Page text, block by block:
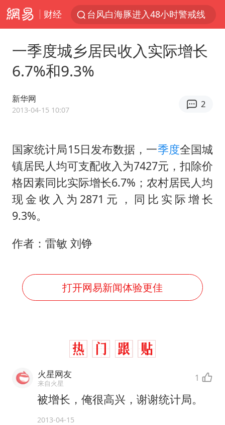
财经
台风白海豚进入48小时警戒线
中方回应是否在太平洋海底开采稀土
看守所辅警收受10万获刑1年
宇树科技王兴兴身家有望超200亿元
CIA被曝已秘密设立古巴工作组
法国下周开始禁止未经同意的电话营销
24小时不关空调 电费会更低吗
把党建设得更加坚强有力
中国养老床位“三连降”
一季度城乡居民收入实际增长
6.7%和9.3%
新华网
2013-04-15 10:07
2
国家统计局15日发布数据，一季度全国城
镇居民人均可支配收入为7427元，扣除价
格因素同比实际增长6.7%；农村居民人均
现金收入为2871元，同比实际增长
9.3%。
作者：雷敏 刘铮
打开网易新闻体验更佳
火星网友
来自火星 1
被增长，俺很高兴，谢谢统计局。
2013-04-15